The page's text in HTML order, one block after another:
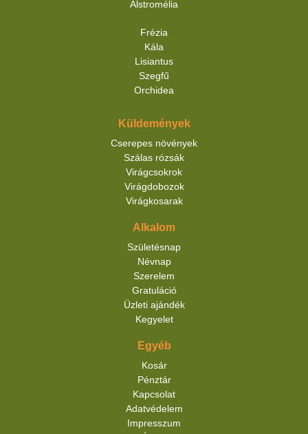
Alstromélia
Frézia
Kála
Lisiantus
Szegfű
Orchidea
Küldemények
Cserepes növények
Szálas rózsák
Virágcsokrok
Virágdobozok
Virágkosarak
Alkalom
Születésnap
Névnap
Szerelem
Gratuláció
Üzleti ajándék
Kegyelet
Egyéb
Kosár
Pénztár
Kapcsolat
Adatvédelem
Impresszum